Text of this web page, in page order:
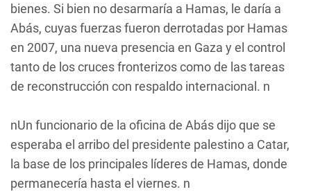
bienes. Si bien no desarmaría a Hamas, le daría a
Abás, cuyas fuerzas fueron derrotadas por Hamas
en 2007, una nueva presencia en Gaza y el control
tanto de los cruces fronterizos como de las tareas
de reconstrucción con respaldo internacional. n
nUn funcionario de la oficina de Abás dijo que se
esperaba el arribo del presidente palestino a Catar,
la base de los principales líderes de Hamas, donde
permanecería hasta el viernes. n